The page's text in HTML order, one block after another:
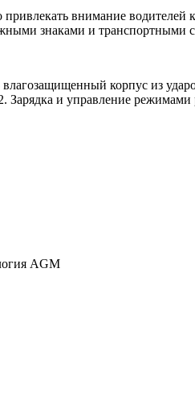
внимание
знаками и транспортными
корпус из
и управление
AGM